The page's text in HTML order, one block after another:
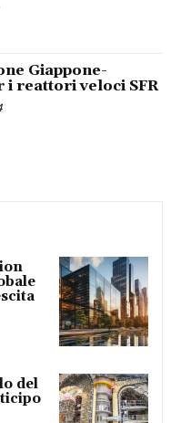
Giappone-
i reattori veloci SFR
del